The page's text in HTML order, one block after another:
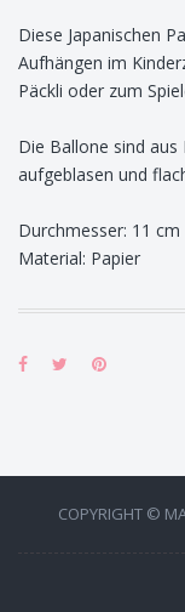
Diese Japanischen
Aufhängen im
Päckli oder zum
Die Ballone sind
aufgeblasen und
Durchmesser: 11 cm
Material: Papier
COPYRIGHT ©